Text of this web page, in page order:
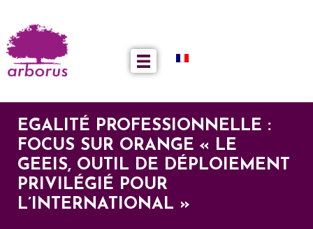
EGALITÉ PROFESSIONNELLE :
FOCUS SUR ORANGE « LE
GEEIS, OUTIL DE DÉPLOIEMENT
PRIVILÉGIÉ POUR
L’INTERNATIONAL »